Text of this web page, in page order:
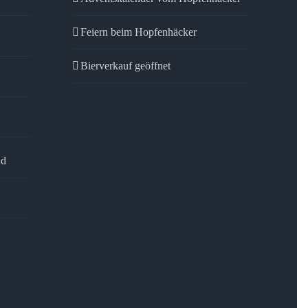
Feiern beim Hopfenhäcker
Bierverkauf geöffnet